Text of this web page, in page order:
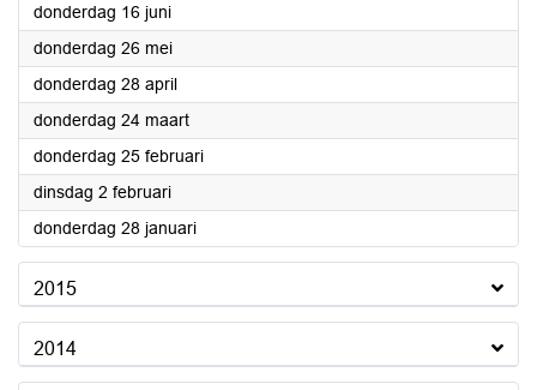
donderdag 16 juni2016
donderdag 26 mei2016
donderdag 28 april2016
donderdag 24 maart2016
donderdag 25 februari2016
dinsdag 2 februari2016
donderdag 28 januari2016
2015
2014